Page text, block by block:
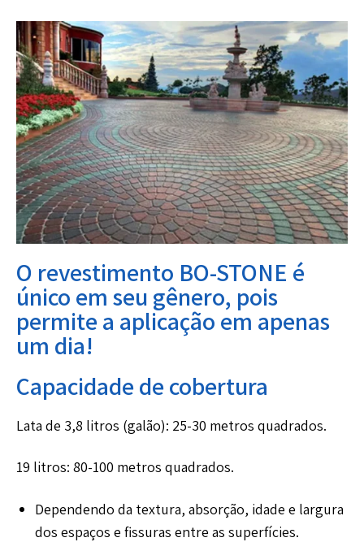
O revestimento BO-STONE é
único em seu gênero, pois
permite a aplicação em apenas
um dia!
Capacidade de cobertura
Lata de 3,8 litros (galão): 25-30 metros quadrados.
19 litros: 80-100 metros quadrados.
Dependendo da textura, absorção, idade e largura
dos espaços e fissuras entre as superfícies.